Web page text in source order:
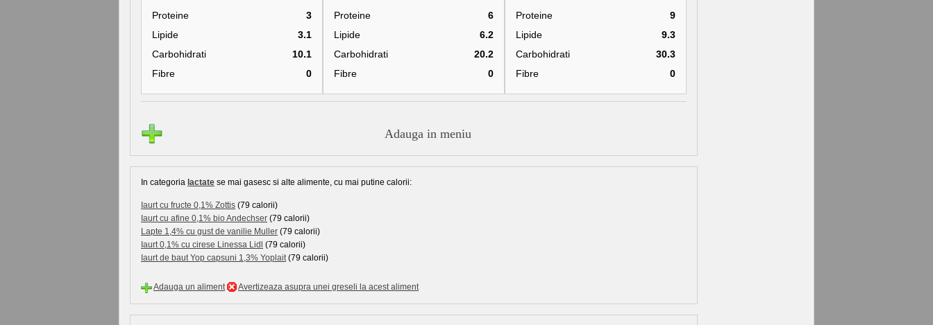
Proteine
3
Lipide
3.1
Carbohidrati
10.1
Fibre
0
Proteine
6
Lipide
6.2
Carbohidrati
20.2
Fibre
0
Proteine
9
Lipide
9.3
Carbohidrati
30.3
Fibre
0
Adauga in meniu
In categoria lactate se mai gasesc si alte alimente, cu mai putine calorii:
Iaurt cu fructe 0,1% Zottis (79 calorii)
Iaurt cu afine 0,1% bio Andechser (79 calorii)
Lapte 1,4% cu gust de vanilie Muller (79 calorii)
Iaurt 0,1% cu cirese Linessa Lidl (79 calorii)
Iaurt de baut Yop capsuni 1,3% Yoplait(79 calorii)
Adauga un aliment Avertizeaza asupra unei greseli la acest aliment